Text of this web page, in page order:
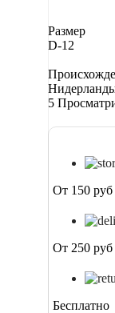
Размер
D-12
5
От 150 руб
От 250 руб
Бесплатно